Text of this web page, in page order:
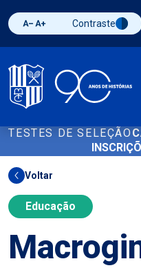
Diminuir fonte
Aumentar fonte
Alternar
Contraste
TESTES DE SELEÇÃO
Voltar
Educação